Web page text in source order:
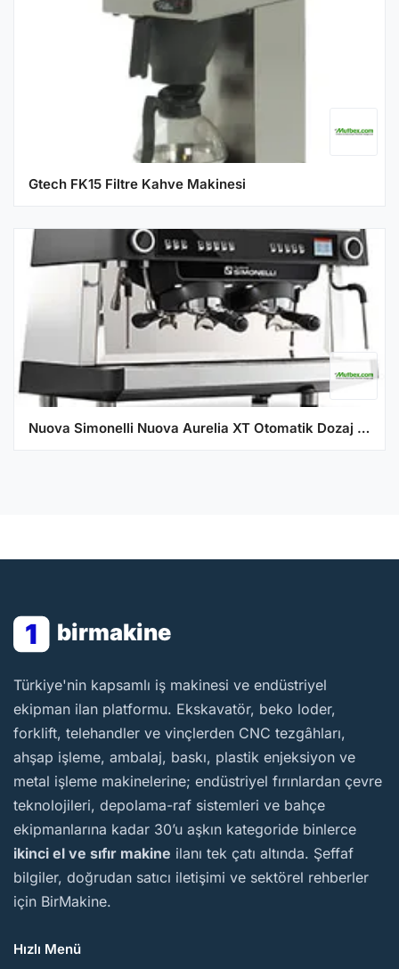
Gtech FK15 Filtre Kahve Makinesi
Nuova Simonelli Nuova Aurelia XT Otomatik Dozaj Ayarlı Espresso Kahve Makinesi, Tall Cup, 2 Gruplu
1 birmakine
BirMakine
Türkiye'nin kapsamlı iş makinesi ve endüstriyel
ekipman ilan platformu. Ekskavatör, beko loder,
forklift, telehandler ve vinçlerden CNC tezgâhları,
ahşap işleme, ambalaj, baskı, plastik enjeksiyon ve
metal işleme makinelerine; endüstriyel fırınlardan çevre
teknolojileri, depolama-raf sistemleri ve bahçe
ekipmanlarına kadar 30’u aşkın kategoride binlerce
ikinci el ve sıfır makine ilanı tek çatı altında. Şeffaf
bilgiler, doğrudan satıcı iletişimi ve sektörel rehberler
için BirMakine.
Hızlı Menü